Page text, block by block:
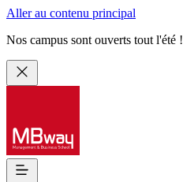
Aller au contenu principal
Nos campus sont ouverts tout l'été !